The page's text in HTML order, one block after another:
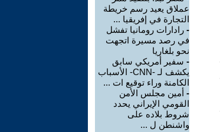
عملاق يعيد رسم خريطة
التجارة في إفريقيا ...
- رادارات رومانيا تفشل
في رصد مسيرة اتجهت
نحو بلغاريا
- سفير أمريكي سابق
يكشف لـ -CNN- الأسباب
الكامنة وراء توقيع ات ...
- أمين مجلس الأمن
القومي الإيراني يحدد
شروط بلاده على
واشنطن ل ...